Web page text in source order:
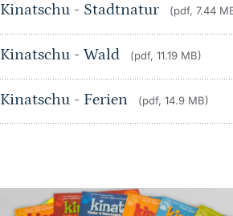
Kinatschu - Stadtnatur (pdf, 7.44
Kinatschu - Wald (pdf, 11.19 MB)
Kinatschu - Ferien (pdf, 14.9 MB)